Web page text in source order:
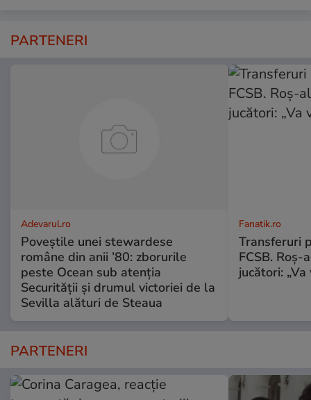
PARTENERI
Adevarul.ro
Poveștile unei stewardese
române din anii ’80: zborurile
peste Ocean sub atenția
Securității și drumul victoriei de la
Sevilla alături de Steaua
Fanatik.ro
Transferuri
FCSB.
jucători:
PARTENERI